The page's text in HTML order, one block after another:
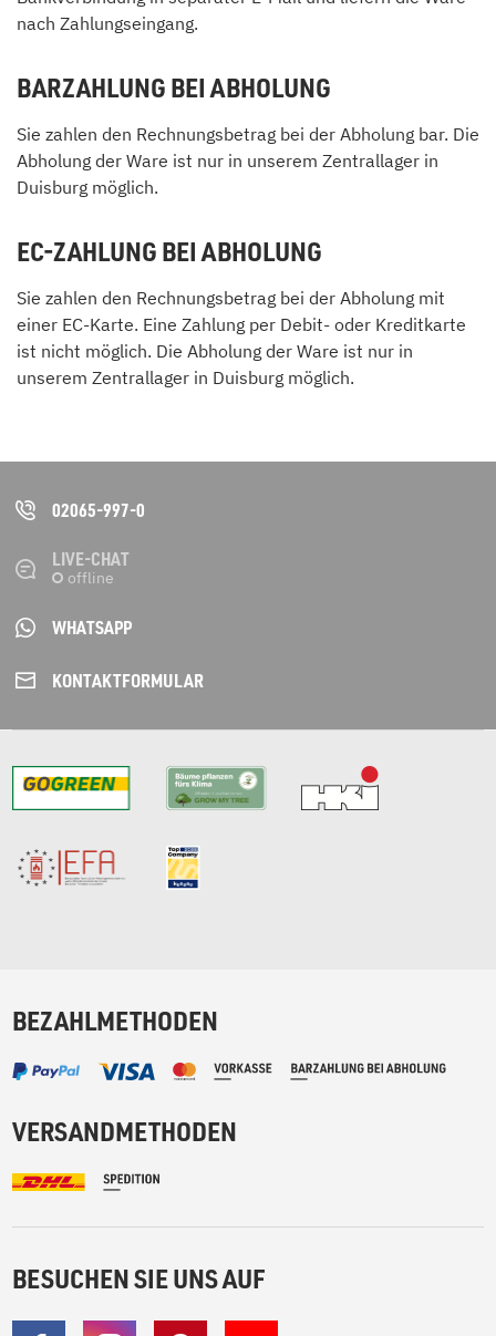
nach Zahlungseingang.
BARZAHLUNG BEI ABHOLUNG
Sie zahlen den Rechnungsbetrag bei der Abholung bar. Die
Abholung der Ware ist nur in unserem Zentrallager in
Duisburg möglich.
EC-ZAHLUNG BEI ABHOLUNG
Sie zahlen den Rechnungsbetrag bei der Abholung mit
einer EC-Karte. Eine Zahlung per Debit- oder Kreditkarte
ist nicht möglich. Die Abholung der Ware ist nur in
unserem Zentrallager in Duisburg möglich.
02065-997-0
LIVE-CHAT
WHATSAPP
KONTAKT­FORMULAR
BEZAHLMETHODEN
VERSANDMETHODEN
BESUCHEN SIE UNS AUF